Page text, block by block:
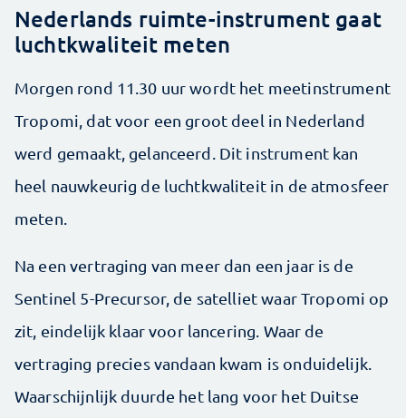
Nederlands ruimte-instrument gaat
luchtkwaliteit meten
Morgen rond 11.30 uur wordt het meetinstrument
Tropomi, dat voor een groot deel in Nederland
werd gemaakt, gelanceerd. Dit instrument kan
heel nauwkeurig de luchtkwaliteit in de atmosfeer
meten.
Na een vertraging van meer dan een jaar is de
Sentinel 5-Precursor, de satelliet waar Tropomi op
zit, eindelijk klaar voor lancering. Waar de
vertraging precies vandaan kwam is onduidelijk.
Waarschijnlijk duurde het lang voor het Duitse